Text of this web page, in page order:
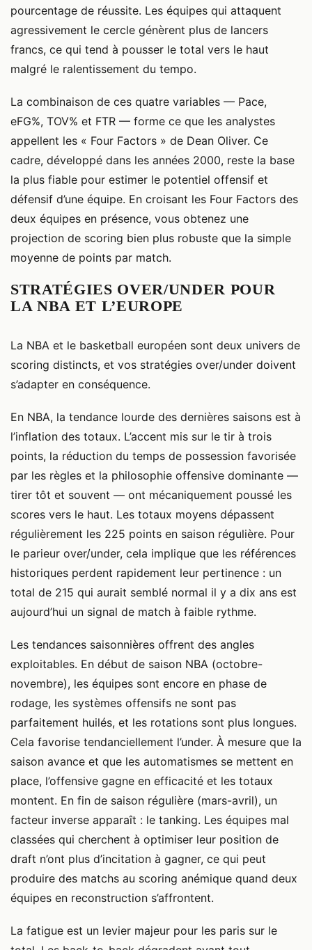
pourcentage de réussite. Les équipes qui attaquent
agressivement le cercle génèrent plus de lancers
francs, ce qui tend à pousser le total vers le haut
malgré le ralentissement du tempo.
La combinaison de ces quatre variables — Pace,
eFG%, TOV% et FTR — forme ce que les analystes
appellent les « Four Factors » de Dean Oliver. Ce
cadre, développé dans les années 2000, reste la base
la plus fiable pour estimer le potentiel offensif et
défensif d’une équipe. En croisant les Four Factors des
deux équipes en présence, vous obtenez une
projection de scoring bien plus robuste que la simple
moyenne de points par match.
STRATÉGIES OVER/UNDER POUR
LA NBA ET L’EUROPE
La NBA et le basketball européen sont deux univers de
scoring distincts, et vos stratégies over/under doivent
s’adapter en conséquence.
En NBA, la tendance lourde des dernières saisons est à
l’inflation des totaux. L’accent mis sur le tir à trois
points, la réduction du temps de possession favorisée
par les règles et la philosophie offensive dominante —
tirer tôt et souvent — ont mécaniquement poussé les
scores vers le haut. Les totaux moyens dépassent
régulièrement les 225 points en saison régulière. Pour
le parieur over/under, cela implique que les références
historiques perdent rapidement leur pertinence : un
total de 215 qui aurait semblé normal il y a dix ans est
aujourd’hui un signal de match à faible rythme.
Les tendances saisonnières offrent des angles
exploitables. En début de saison NBA (octobre-
novembre), les équipes sont encore en phase de
rodage, les systèmes offensifs ne sont pas
parfaitement huilés, et les rotations sont plus longues.
Cela favorise tendanciellement l’under. À mesure que la
saison avance et que les automatismes se mettent en
place, l’offensive gagne en efficacité et les totaux
montent. En fin de saison régulière (mars-avril), un
facteur inverse apparaît : le tanking. Les équipes mal
classées qui cherchent à optimiser leur position de
draft n’ont plus d’incitation à gagner, ce qui peut
produire des matchs au scoring anémique quand deux
équipes en reconstruction s’affrontent.
La fatigue est un levier majeur pour les paris sur le